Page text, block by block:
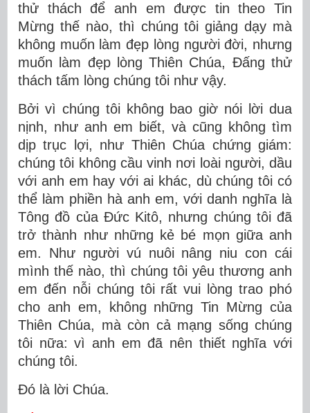
thử thách để anh em được tin theo Tin
Mừng thế nào, thì chúng tôi giảng dạy mà
không muốn làm đẹp lòng người đời, nhưng
muốn làm đẹp lòng Thiên Chúa, Ðấng thử
thách tấm lòng chúng tôi như vậy.
Bởi vì chúng tôi không bao giờ nói lời dua
nịnh, như anh em biết, và cũng không tìm
dịp trục lợi, như Thiên Chúa chứng giám:
chúng tôi không cầu vinh nơi loài người, dầu
với anh em hay với ai khác, dù chúng tôi có
thể làm phiền hà anh em, với danh nghĩa là
Tông đồ của Ðức Kitô, nhưng chúng tôi đã
trở thành như những kẻ bé mọn giữa anh
em. Như người vú nuôi nâng niu con cái
mình thế nào, thì chúng tôi yêu thương anh
em đến nỗi chúng tôi rất vui lòng trao phó
cho anh em, không những Tin Mừng của
Thiên Chúa, mà còn cả mạng sống chúng
tôi nữa: vì anh em đã nên thiết nghĩa với
chúng tôi.
Ðó là lời Chúa.